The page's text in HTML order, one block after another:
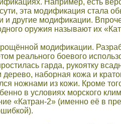
Например, есть
эта модификация стала
другие модификации.
оружия называют их
модификации.
реального боевого
гарда, рукоятку
наборная кожа и
ножнами из кожи. Кроме
в условиях морского
«Катран-2» (именно её в